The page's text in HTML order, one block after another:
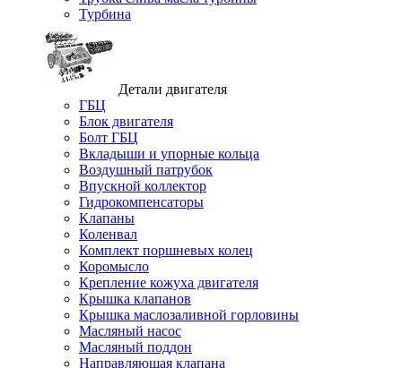
Турбина
Детали двигателя
ГБЦ
Блок двигателя
Болт ГБЦ
Вкладыши и упорные кольца
Воздушный патрубок
Впускной коллектор
Гидрокомпенсаторы
Клапаны
Коленвал
Комплект поршневых колец
Коромысло
Крепление кожуха двигателя
Крышка клапанов
Крышка маслозаливной горловины
Масляный насос
Масляный поддон
Направляющая клапана